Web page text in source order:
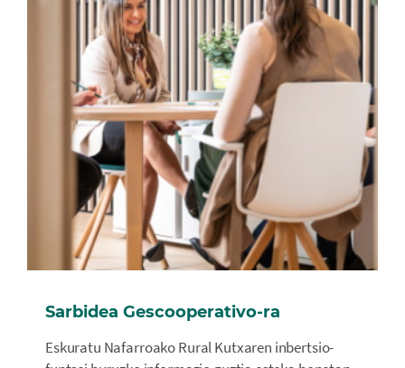
Sarbidea Gescooperativo-ra
Eskuratu Nafarroako Rural Kutxaren inbertsio-